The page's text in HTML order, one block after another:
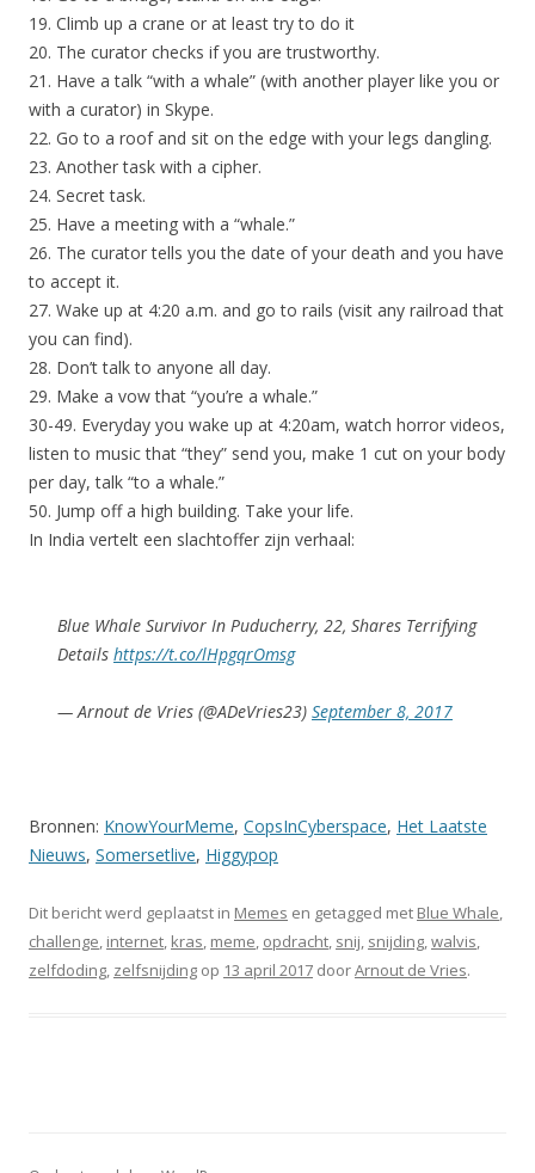
19. Climb up a crane or at least try to do it
20. The curator checks if you are trustworthy.
21. Have a talk “with a whale” (with another player like you or
with a curator) in Skype.
22. Go to a roof and sit on the edge with your legs dangling.
23. Another task with a cipher.
24. Secret task.
25. Have a meeting with a “whale.”
26. The curator tells you the date of your death and you have
to accept it.
27. Wake up at 4:20 a.m. and go to rails (visit any railroad that
you can find).
28. Don’t talk to anyone all day.
29. Make a vow that “you’re a whale.”
30-49. Everyday you wake up at 4:20am, watch horror videos,
listen to music that “they” send you, make 1 cut on your body
per day, talk “to a whale.”
50. Jump off a high building. Take your life.
In India vertelt een slachtoffer zijn verhaal:
Blue Whale Survivor In Puducherry, 22, Shares Terrifying
Details https://t.co/lHpgqrOmsg
— Arnout de Vries (@ADeVries23) September 8, 2017
Bronnen: KnowYourMeme, CopsInCyberspace, Het Laatste
Nieuws, Somersetlive, Higgypop
Dit bericht werd geplaatst in Memes en getagged met Blue Whale
challenge internet kras meme opdracht snij snijding walvis
zelfdoding zelfsnijding op 13 april 2017 doorArnout de Vries.